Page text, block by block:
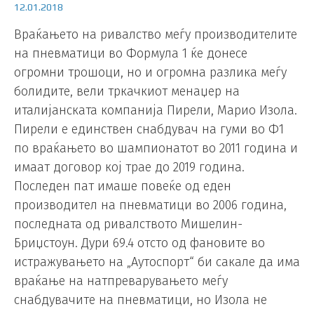
12.01.2018
Враќањето на ривалство меѓу производителите
на пневматици во Формула 1 ќе донесе
огромни трошоци, но и огромна разлика меѓу
болидите, вели тркачкиот менаџер на
италијанската компанија Пирели, Марио Изола.
Пирели е единствен снабдувач на гуми во Ф1
по враќањето во шампионатот во 2011 година и
имаат договор кој трае до 2019 година.
Последен пат имаше повеќе од еден
производител на пневматици во 2006 година,
последната од ривалството Мишелин-
Бриџстоун. Дури 69.4 отсто од фановите во
истражувањето на „Аутоспорт“ би сакале да има
враќање на натпреварувањето меѓу
снабдувачите на пневматици, но Изола не